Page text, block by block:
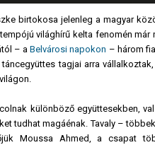
birtokosa jelenleg a magyar
világhírű kelta fenomén
– aBelvárosi napokon – három
tagjai arra
különböző együttesekben,
tudhat magáénak. Tavaly –
Moussa Ahmed, a csapat